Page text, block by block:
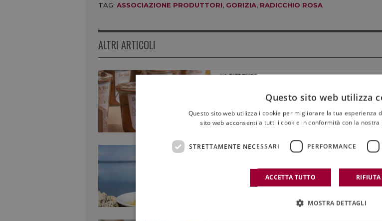
TAG: ASSOCIAZIONE PRODUTTORI, GORIZIA, RADICCHIO ROSA
ALTRI ARTICOLI
LA DISPENSA
07 Agosto 2026
LA DISPENSA
Questo sito web utilizza
Questo sito web utilizza i cookie per migliorare la tua esperienza
sito web acconsenti a tutti i cookie in conformità con la nostra
STRETTAMENTE NECESSARI PERFORMANCE
ACCETTA TUTTO
MOSTRA DETTAGLI